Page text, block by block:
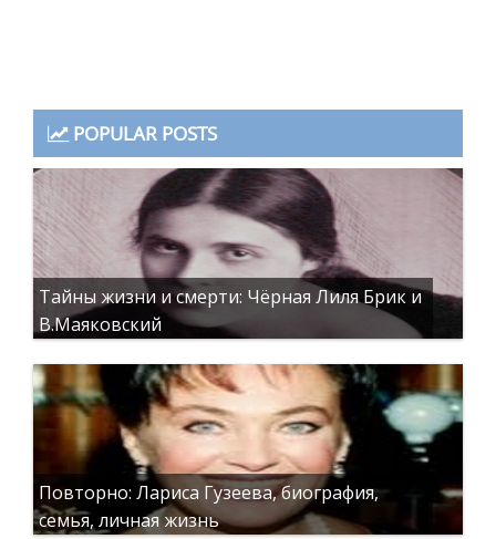
POPULAR POSTS
Тайны жизни и смерти: Чёрная Лиля Брик и
В.Маяковский
Повторно: Лариса Гузеева, биография,
семья, личная жизнь